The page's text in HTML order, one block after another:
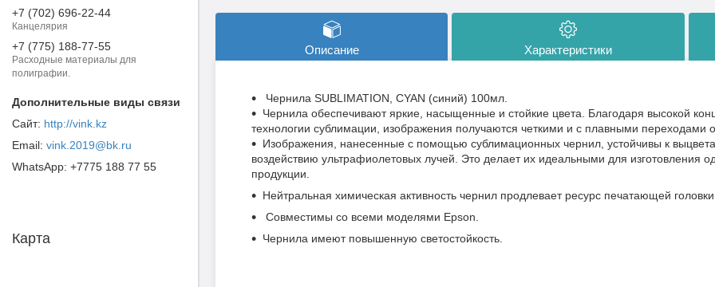
Описание Характеристики
Чернила SUBLIMATION, CYAN (синий) 100мл.
Чернила обеспечивают яркие, насыщенные и стойкие цвета. Благодаря высокой
технологии сублимации, изображения получаются четкими и с плавными переходами
Изображения, нанесенные с помощью сублимационных чернил, устойчивы к
воздействию ультрафиолетовых лучей. Это делает их идеальными для изготовления
продукции.
Нейтральная химическая активность чернил продлевает ресурс печатающей
Совместимы со всеми моделями Epson.
Чернила имеют повышенную светостойкость.
+7 (702) 696-22-44
Канцелярия
+7 (775) 188-77-55
Расходные материалы для
полиграфии.
http://vink.kz
vink.2019@bk.ru
+7775 188 77 55
Карта